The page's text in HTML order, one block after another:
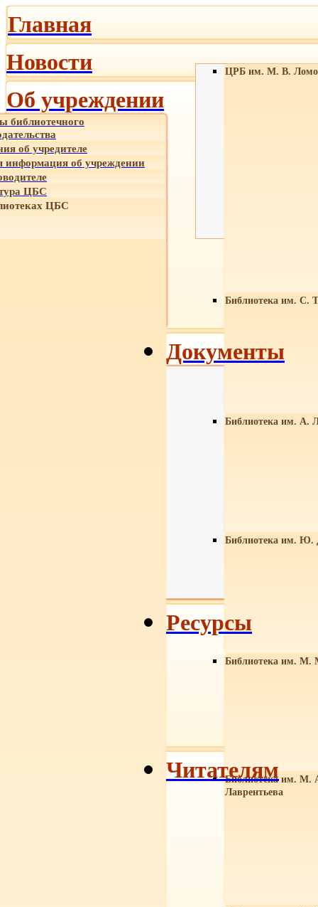
Главная
Новости
Об учреждении
библиотечного
об учредителе
об учреждении
ЦБС
ЦБС
ЦРБ им. М. В.
Библиотека им. С.
Библиотека им. А.
Библиотека им. Ю.
Библиотека им. М.
Библиотека им. М.
Лаврентьева
Документы
Ресурсы
Читателям